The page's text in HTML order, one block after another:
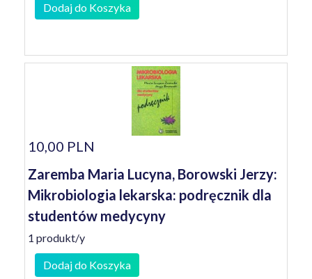
Dodaj do Koszyka
10,00 PLN
Zaremba Maria Lucyna, Borowski Jerzy:
Mikrobiologia lekarska: podręcznik dla
studentów medycyny
1 produkt/y
Dodaj do Koszyka